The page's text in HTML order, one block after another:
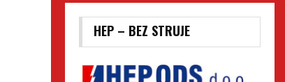
HEP – BEZ STRUJE